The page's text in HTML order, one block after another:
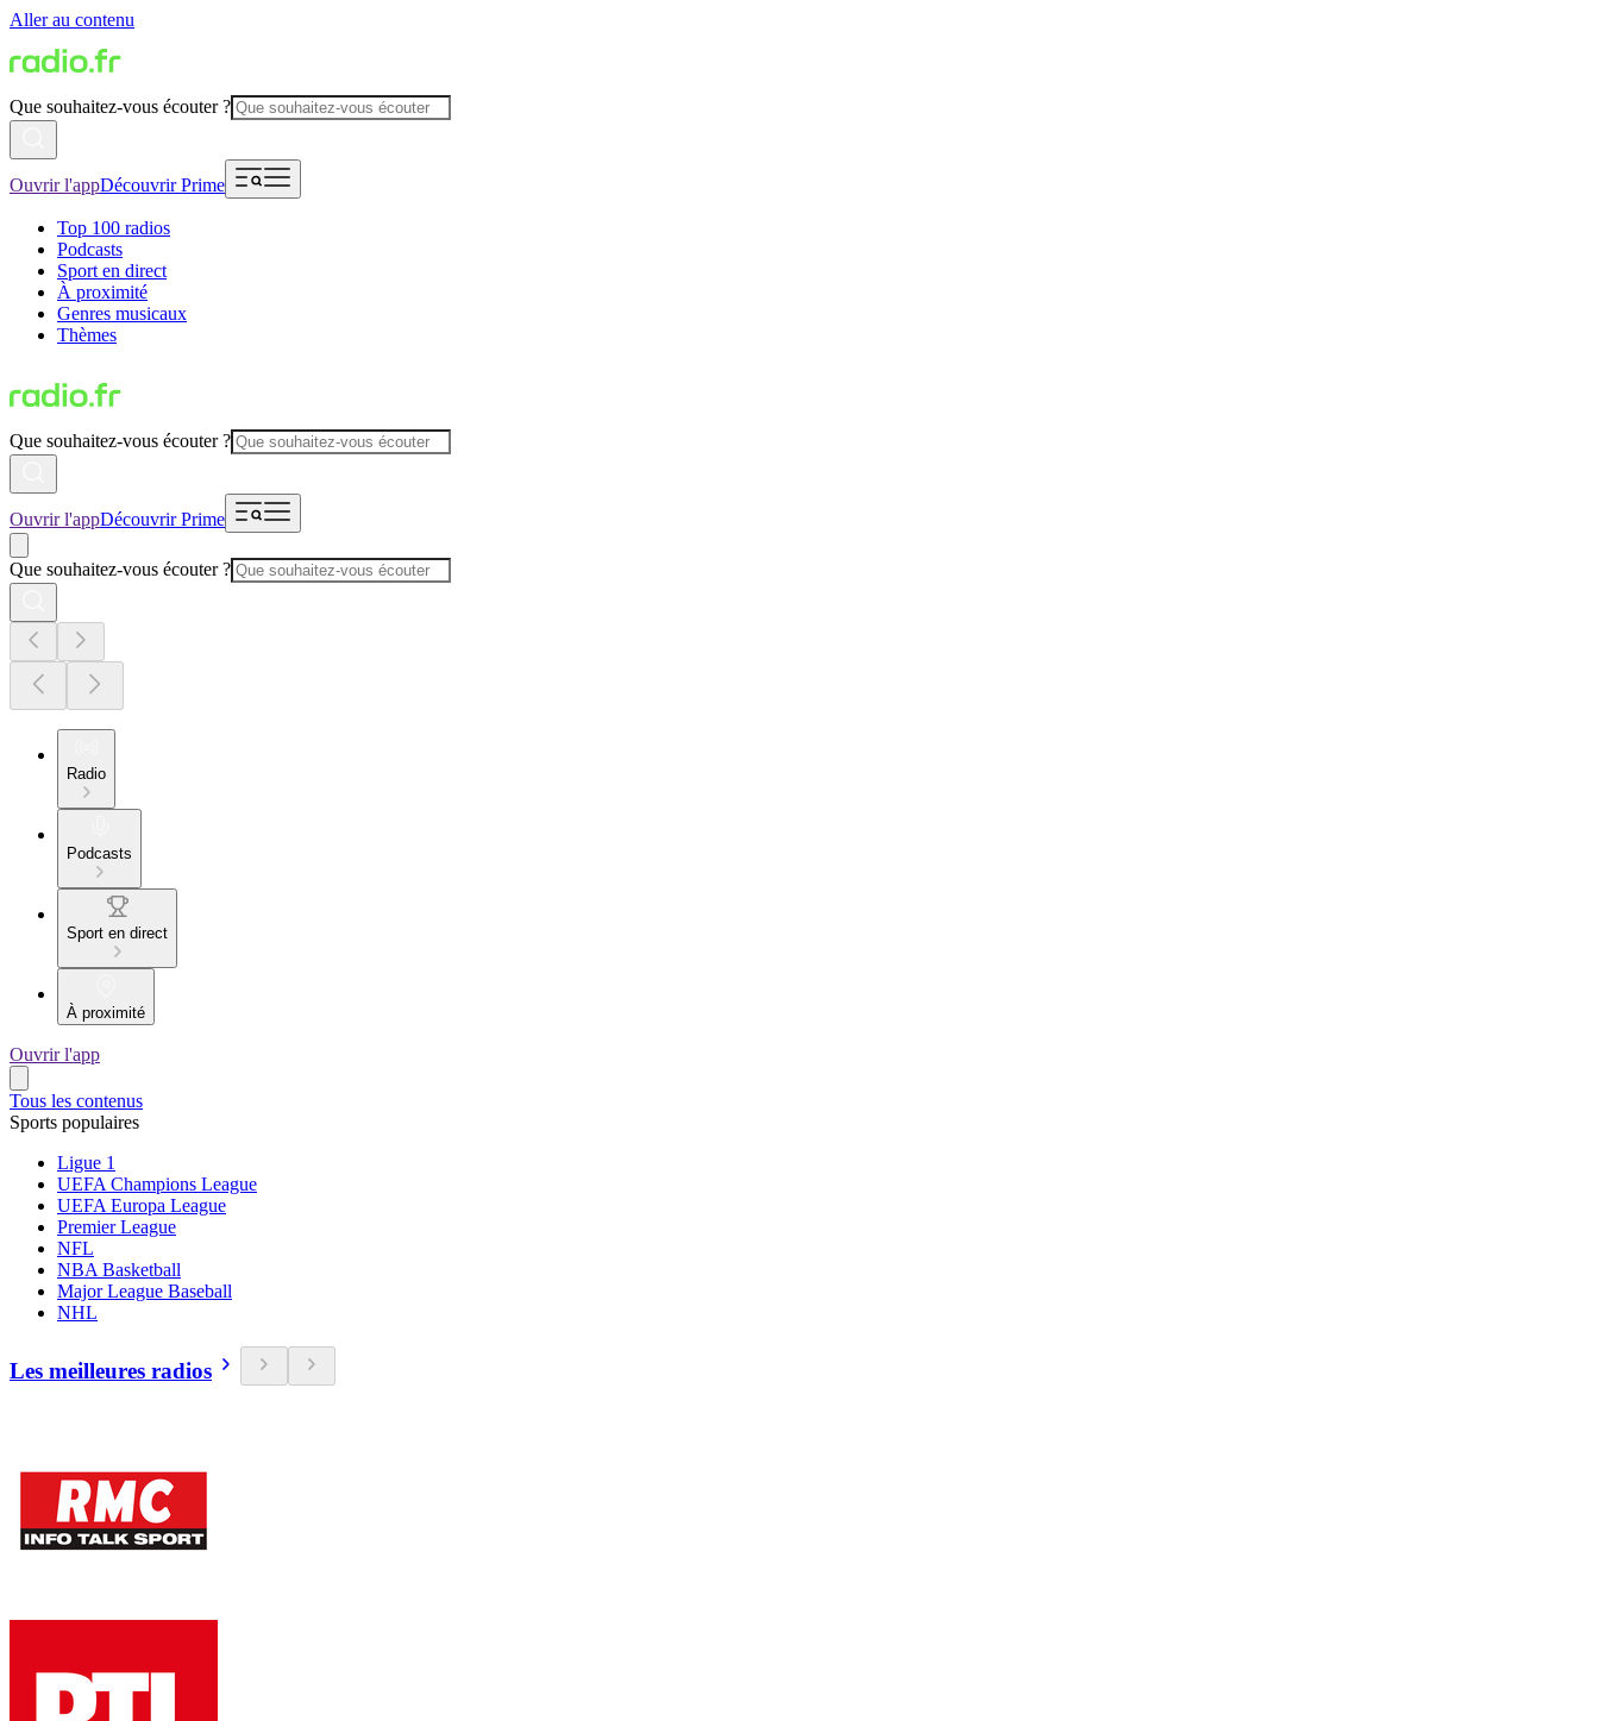
Aller au contenu
Que souhaitez-vous écouter ?
Ouvrir l'appDécouvrir Prime
Top 100 radios
Podcasts
Sport en direct
À proximité
Genres musicaux
Thèmes
Que souhaitez-vous écouter ?
Ouvrir l'appDécouvrir Prime
Que souhaitez-vous écouter ?
Radio
Podcasts
Sport en direct
À proximité
Ouvrir l'app
Tous les contenus
Sports populaires
Ligue 1
UEFA Champions League
UEFA Europa League
Premier League
NFL
NBA Basketball
Major League Baseball
NHL
Les meilleures radios